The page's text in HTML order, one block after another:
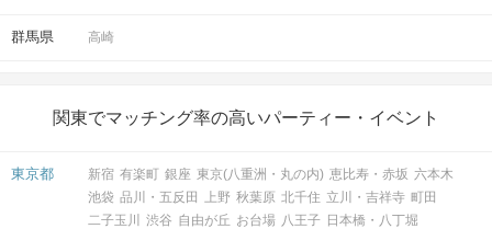
群馬県 高崎
関東でマッチング率の高いパーティー・イベント
東京都 新宿 有楽町 銀座 東京(八重洲・丸の内) 恵比寿・赤坂 六本木
池袋 品川・五反田 上野 秋葉原 北千住 立川・吉祥寺 町田
二子玉川
渋谷 自由が丘 お台場 八王子 日本橋・八丁堀